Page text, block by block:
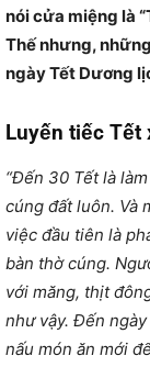
nói cửa miệng là
Thế nhưng,
ngày Tết Dương
Luyến tiếc Tết
“Đến 30 Tết là
cúng đất luôn. Và
việc đầu tiên là
bàn thờ cúng.
với măng, thịt
như vậy. Đến
nấu món ăn mới